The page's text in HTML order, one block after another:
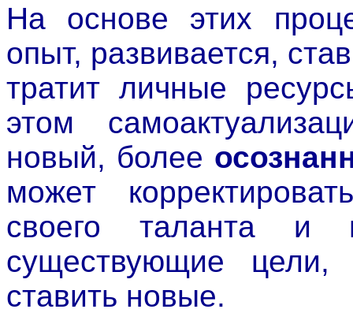
На основе этих
опыт, развивается,
тратит личные
этом
новый, более
может
своего таланта и
существующие цели,
ставить новые.